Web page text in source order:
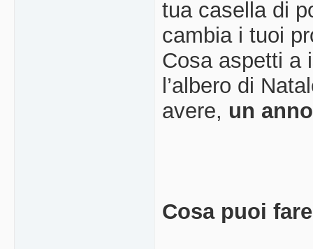
tua casella di
cambia i tuoi
Cosa aspetti a
l’albero di
avere, un
Cosa puoi